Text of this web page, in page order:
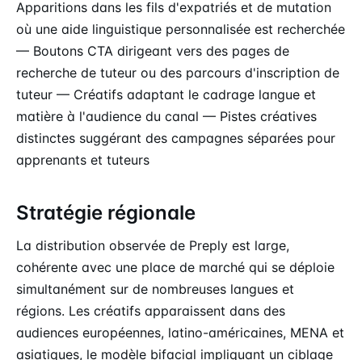
Apparitions dans les fils d'expatriés et de mutation
où une aide linguistique personnalisée est recherchée
— Boutons CTA dirigeant vers des pages de
recherche de tuteur ou des parcours d'inscription de
tuteur — Créatifs adaptant le cadrage langue et
matière à l'audience du canal — Pistes créatives
distinctes suggérant des campagnes séparées pour
apprenants et tuteurs
Stratégie régionale
La distribution observée de Preply est large,
cohérente avec une place de marché qui se déploie
simultanément sur de nombreuses langues et
régions. Les créatifs apparaissent dans des
audiences européennes, latino-américaines, MENA et
asiatiques, le modèle bifacial impliquant un ciblage